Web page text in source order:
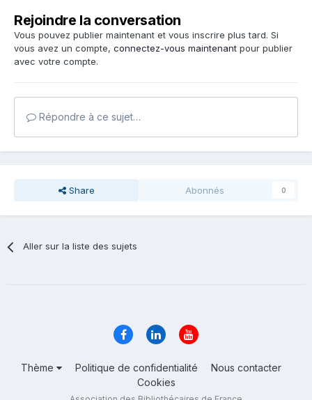
Rejoindre la conversation
Vous pouvez publier maintenant et vous inscrire plus tard. Si
vous avez un compte, connectez-vous maintenant pour publier
avec votre compte.
Répondre à ce sujet…
Share Abonnés 0
Aller sur la liste des sujets
Thème Politique de confidentialité
Nous contacter
Cookies